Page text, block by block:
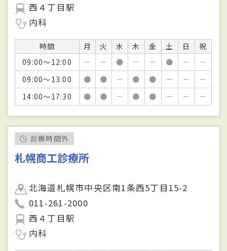
西４丁目駅
内科
時間 月 火 水 木 金 土 日
祝
09:00～12:00
－ － ● － － ● －
－
09:00～13:00
● ● － ● ● － －
－
14:00～17:30
● ● － ● ● － － －
診療時間外
札幌商工診療所
北海道札幌市中央区南1条西5丁目15-2
011-261-2000
西４丁目駅
内科